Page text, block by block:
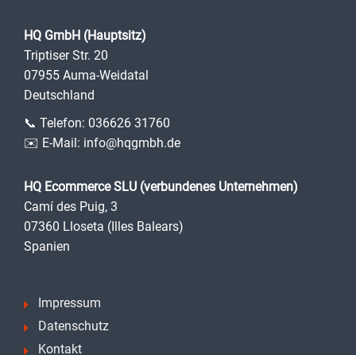
HQ GmbH (Hauptsitz)
Triptiser Str. 20
07955 Auma-Weidatal
Deutschland
📞 Telefon: 036626 31760
✉️ E-Mail: info@hqgmbh.de
HQ Ecommerce SLU (verbundenes Unternehmen)
Camí des Puig, 3
07360 Lloseta (Illes Balears)
Spanien
Impressum
Datenschutz
Kontakt